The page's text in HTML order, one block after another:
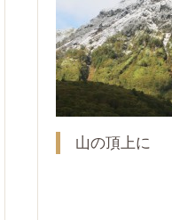
山の頂上に